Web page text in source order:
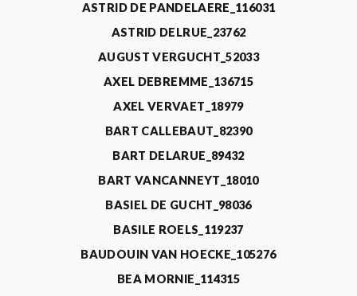
ASTRID DE PANDELAERE_116031
ASTRID DELRUE_23762
AUGUST VERGUCHT_52033
AXEL DEBREMME_136715
AXEL VERVAET_18979
BART CALLEBAUT_82390
BART DELARUE_89432
BART VANCANNEYT_18010
BASIEL DE GUCHT_98036
BASILE ROELS_119237
BAUDOUIN VAN HOECKE_105276
BEA MORNIE_114315